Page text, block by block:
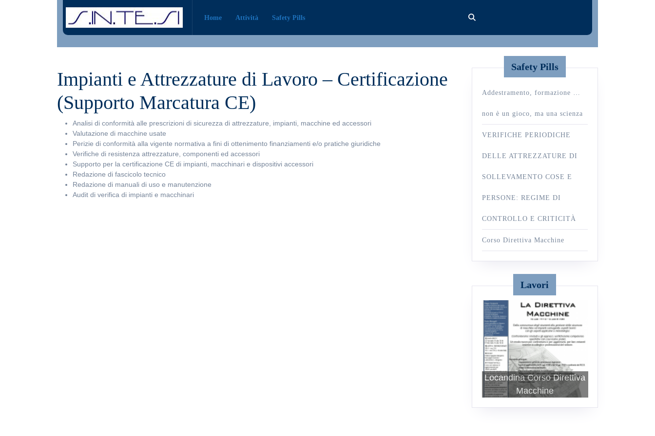
content
Home Attività Safety Pills
Impianti e Attrezzature di Lavoro – Certificazione
(Supporto Marcatura CE)
Analisi di conformità alle prescrizioni di sicurezza di attrezzature, impianti, macchine ed accessori
Valutazione di macchine usate
Perizie di conformità alla vigente normativa a fini di ottenimento finanziamenti e/o pratiche giuridiche
Verifiche di resistenza attrezzature, componenti ed accessori
Supporto per la certificazione CE di impianti, macchinari e dispositivi accessori
Redazione di fascicolo tecnico
Redazione di manuali di uso e manutenzione
Audit di verifica di impianti e macchinari
Safety Pills
Addestramento, formazione …
non è un gioco, ma una scienza
VERIFICHE PERIODICHE
DELLE ATTREZZATURE DI
SOLLEVAMENTO COSE E
PERSONE: REGIME DI
CONTROLLO E CRITICITÀ
Corso Direttiva Macchine
Lavori
Locandina Corso Direttiva
Macchine